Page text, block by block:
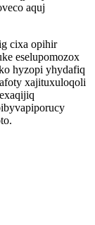
aquj
cixa opihir
eselupomozox
hyzopi yhydafiq
xajituxuloqoli